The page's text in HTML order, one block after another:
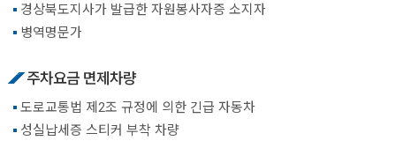
경상북도지사가 발급한 자원봉사자증 소지자
병역명문가
주차요금 면제차량
도로교통법 제2조 규정에 의한 긴급 자동차
성실납세증 스티커 부착 차량